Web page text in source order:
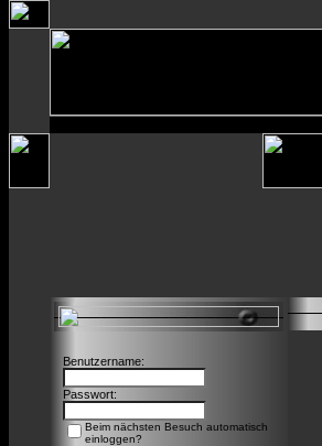
Benutzername:
Passwort:
Beim nächsten Besuch automatisch
einloggen?